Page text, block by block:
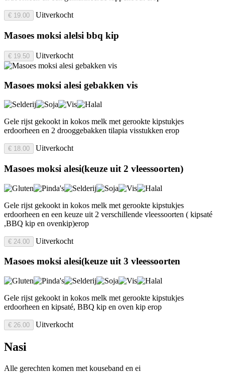
€ 19.00 Uitverkocht
Masoes moksi alelsi bbq kip
€ 19.50 Uitverkocht
Masoes moksi alesi gebakken vis
Gele rijst gekookt in kokos melk met gerookte kipstukjes
erdoorheen en 2 drooggebakken tilapia visstukken erop
€ 18.00 Uitverkocht
Masoes moksi alesi(keuze uit 2 vleessoorten)
Gele rijst gekookt in kokos melk met gerookte kipstukjes
erdoorheen en een keuze uit 2 verschillende vleessoorten ( kipsaté
,BBQ kip en ovenkip)erop
€ 24.00 Uitverkocht
Masoes moksi alesi(keuze uit 3 vleessoorten
Gele rijst gekookt in kokos melk met gerookte kipstukjes
erdoorheen en kipsaté, BBQ kip en oven kip erop
€ 26.00 Uitverkocht
Nasi
Alle gerechten komen met kouseband en ei